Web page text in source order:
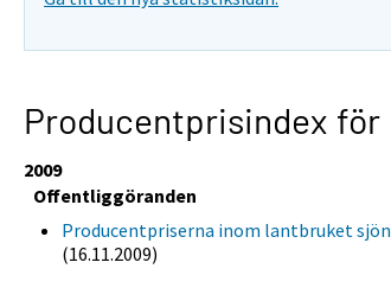
Producentprisindex
2009
Offentliggöranden
Producentpriserna inom lantbruket
(16.11.2009)